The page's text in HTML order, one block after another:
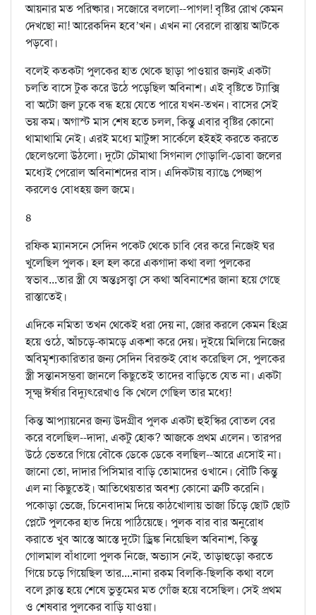
আয়নার মত পরিষ্কার। সজোরে বললো--পাগল! বৃষ্টির রোখ কেমন
দেখছো না! আরেকদিন হবে’খন। এখন না বেরলে রাস্তায় আটকে
পড়বো।
বলেই কতকটা পুলকের হাত থেকে ছাড়া পাওয়ার জন্যই একটা
চলতি বাসে টুক করে উঠে পড়েছিল অবিনাশ। এই বৃষ্টিতে ট্যাক্সি
বা অটো জল ঢুকে বন্ধ হয়ে যেতে পারে যখন-তখন। বাসের সেই
ভয় কম। অগাস্ট মাস শেষ হতে চলল, কিন্তু এবার বৃষ্টির কোনো
থামাথামি নেই। এরই মধ্যে মাটুঙ্গা সার্কেলে হইহই করতে করতে
ছেলেগুলো উঠলো। দুটো চৌমাথা সিগনাল গোড়ালি-ডোবা জলের
মধ্যেই পেরোল অবিনাশদের বাস। এদিকটায় ব্যাঙে পেচ্ছাপ
করলেও বোধহয় জল জমে।
৪
রফিক ম্যানসনে সেদিন পকেট থেকে চাবি বের করে নিজেই ঘর
খুলেছিল পুলক। হল হল করে একগাদা কথা বলা পুলকের
স্বভাব...তার স্ত্রী যে অন্তঃসত্ত্বা সে কথা অবিনাশের জানা হয়ে গেছে
রাস্তাতেই।
এদিকে নমিতা তখন থেকেই ধরা দেয় না, জোর করলে কেমন হিংস্র
হয়ে ওঠে, আঁচড়ে-কামড়ে একশা করে দেয়। দুইয়ে মিলিয়ে নিজের
অবিমৃশ্যকারিতার জন্য সেদিন বিরক্তই বোধ করেছিল সে, পুলকের
স্ত্রী সন্তানসম্ভবা জানলে কিছুতেই তাদের বাড়িতে যেত না। একটা
সূক্ষ্ম ঈর্ষার বিদ্যুৎরেখাও কি খেলে গেছিল তার মধ্যে!
কিন্ত আপ্যায়নের জন্য উদগ্রীব পুলক একটা হুইস্কির বোতল বের
করে বলেছিল--দাদা, একটু হোক? আজকে প্রথম এলেন। তারপর
উঠে ভেতরে গিয়ে বৌকে ডেকে ডেকে বলছিল--আরে এসোই না।
জানো তো, দাদার পিসিমার বাড়ি তোমাদের ওখানে। বৌটি কিন্তু
এল না কিছুতেই। আতিথেয়তার অবশ্য কোনো ত্রুটি করেনি।
পকোড়া ভেজে, চিনেবাদাম দিয়ে কাঠখোলায় ভাজা চিঁড়ে ছোট ছোট
প্লেটে পুলকের হাত দিয়ে পাঠিয়েছে। পুলক বার বার অনুরোধ
করাতে খুব আস্তে আস্তে দুটো ড্রিঙ্ক নিয়েছিল অবিনাশ, কিন্তু
গোলমাল বাঁধালো পুলক নিজে, অভ্যাস নেই, তাড়াহুড়ো করতে
গিয়ে চড়ে গিয়েছিল তার....নানা রকম বিলকি-ছিলকি কথা বলে
বলে ক্লান্ত হয়ে শেষে ভুতুমের মত গোঁজ হয়ে বসেছিল। সেই প্রথম
ও শেষবার পুলকের বাড়ি যাওয়া।